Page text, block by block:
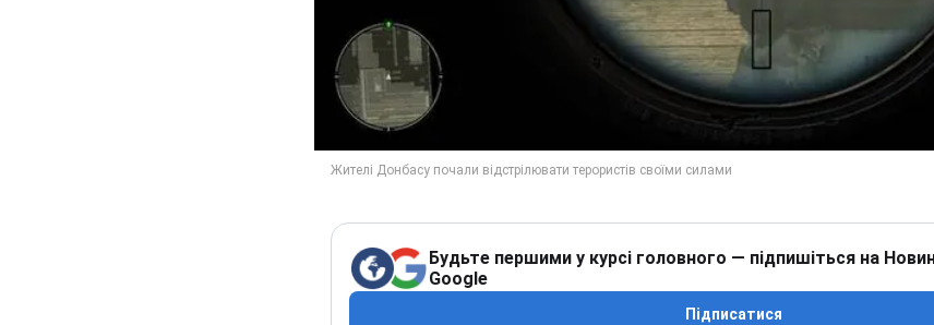
Будьте першими у курсі головного — підпишіться на
Google
Підписатися